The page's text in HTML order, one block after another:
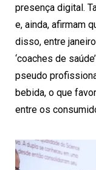
presença digital.
e, ainda, afirmam
disso, entre
‘coaches de
pseudo
bebida, o que
entre os